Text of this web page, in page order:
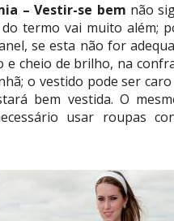
– Vestir-se bem não
termo vai muito além;
se esta não for
cheio de brilho, na
o vestido pode ser
bem vestida. O
usar roupas